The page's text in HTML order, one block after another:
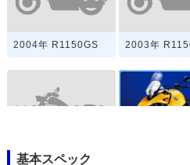
2004年 R1150GS 2003年
基本スペック